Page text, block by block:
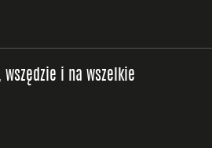
wszędzie i na wszelkie